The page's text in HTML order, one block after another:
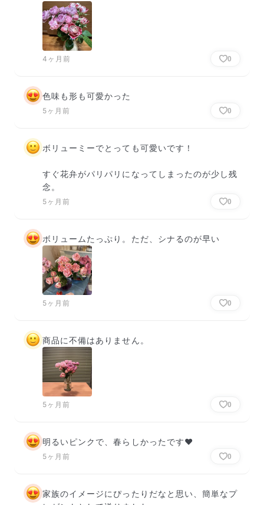
4ヶ月前 0
色味も形も可愛かった
5ヶ月前 0
ボリューミーでとっても可愛いです！
すぐ花弁がパリパリになってしまったのが少し残
念。
5ヶ月前 0
ボリュームたっぷり。ただ、シナるのが早い
5ヶ月前 0
商品に不備はありません。
5ヶ月前 0
明るいピンクで、春らしかったです❤️
5ヶ月前 0
家族のイメージにぴったりだなと思い、簡単なプ